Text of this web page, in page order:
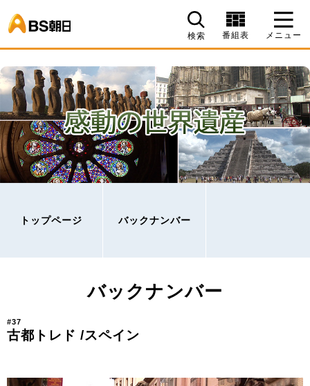
検索 番組表 メニュー
トップページ バックナンバー
バックナンバー
#37
古都トレド /スペイン